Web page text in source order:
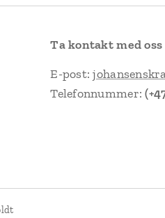
Ta kontakt med oss
E-post:
Telefonnummer: